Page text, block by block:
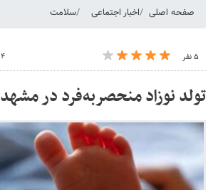
صفحه اصلی اخبار اجتماعی سلامت
۵ نفر ۴ آذر ۱۴۰۲ - ۱۶:۵۰
تولد نوزاد منحصربه‌فرد در مشهد